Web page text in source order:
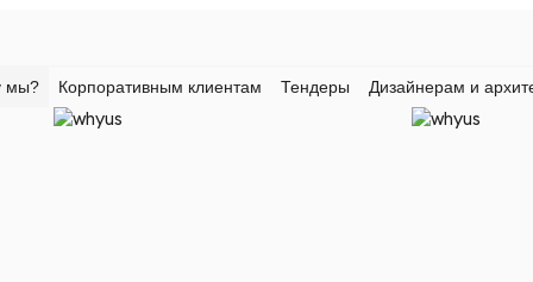
мы? Корпоративным клиентам Тендеры Дизайнерам и